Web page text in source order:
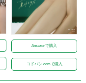
Amazonで購入
ヨドバシ.comで購入